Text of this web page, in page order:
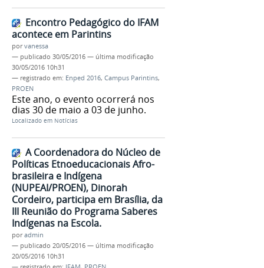
Encontro Pedagógico do IFAM
acontece em Parintins
porvanessa
— publicado 30/05/2016 — última modificação
30/05/2016 10h31
— registrado em: Enped 2016, Campus Parintins,
PROEN
Este ano, o evento ocorrerá nos
dias 30 de maio a 03 de junho.
Localizado em Notícias
A Coordenadora do Núcleo de
Políticas Etnoeducacionais Afro-
brasileira e Indígena
(NUPEAI/PROEN), Dinorah
Cordeiro, participa em Brasília, da
III Reunião do Programa Saberes
Indígenas na Escola.
poradmin
— publicado 20/05/2016 — última modificação
20/05/2016 10h31